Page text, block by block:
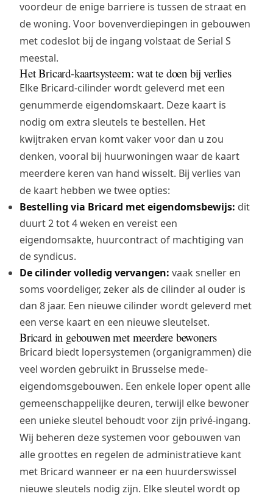
voordeur de enige barriere is tussen de straat en
de woning. Voor bovenverdiepingen in gebouwen
met codeslot bij de ingang volstaat de Serial S
meestal.
Het Bricard-kaartsysteem: wat te doen bij verlies
Elke Bricard-cilinder wordt geleverd met een
genummerde eigendomskaart. Deze kaart is
nodig om extra sleutels te bestellen. Het
kwijtraken ervan komt vaker voor dan u zou
denken, vooral bij huurwoningen waar de kaart
meerdere keren van hand wisselt. Bij verlies van
de kaart hebben we twee opties:
Bestelling via Bricard met eigendomsbewijs: dit
duurt 2 tot 4 weken en vereist een
eigendomsakte, huurcontract of machtiging van
de syndicus.
De cilinder volledig vervangen: vaak sneller en
soms voordeliger, zeker als de cilinder al ouder is
dan 8 jaar. Een nieuwe cilinder wordt geleverd met
een verse kaart en een nieuwe sleutelset.
Bricard in gebouwen met meerdere bewoners
Bricard biedt lopersystemen (organigrammen) die
veel worden gebruikt in Brusselse mede-
eigendomsgebouwen. Een enkele loper opent alle
gemeenschappelijke deuren, terwijl elke bewoner
een unieke sleutel behoudt voor zijn privé-ingang.
Wij beheren deze systemen voor gebouwen van
alle groottes en regelen de administratieve kant
met Bricard wanneer er na een huurderswissel
nieuwe sleutels nodig zijn. Elke sleutel wordt op